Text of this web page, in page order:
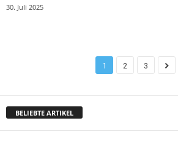
30. Juli 2025
1 2 3
BELIEBTE ARTIKEL